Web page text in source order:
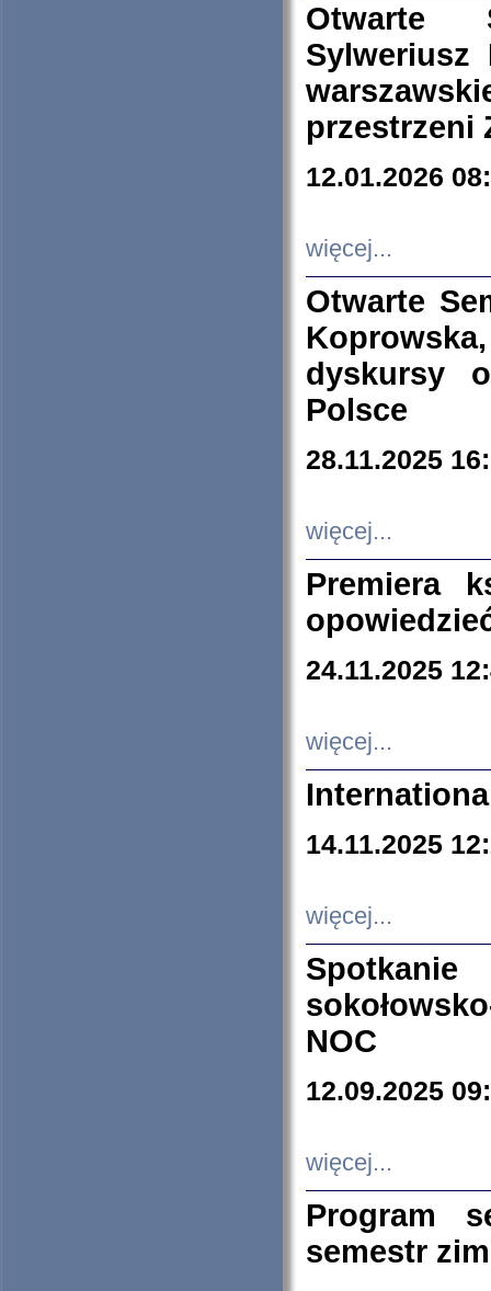
Otwarte
Sylweriusz
przestrzeni
12.01.2026
więcej...
Otwarte
dyskursy
Polsce
28.11.2025
więcej...
Premiera
24.11.2025
więcej...
14.11.2025
więcej...
NOC
12.09.2025
więcej...
Program
semestr